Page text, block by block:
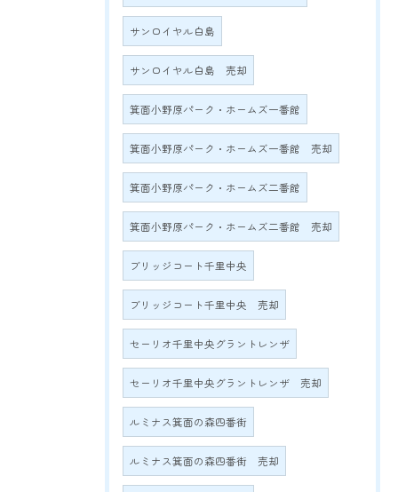
サンロイヤル白島
サンロイヤル白島 売却
箕面小野原パーク・ホームズ一番館
箕面小野原パーク・ホームズ一番館 売却
箕面小野原パーク・ホームズ二番館
箕面小野原パーク・ホームズ二番館 売却
ブリッジコート千里中央
ブリッジコート千里中央 売却
セーリオ千里中央グラントレンザ
セーリオ千里中央グラントレンザ 売却
ルミナス箕面の森四番街
ルミナス箕面の森四番街 売却